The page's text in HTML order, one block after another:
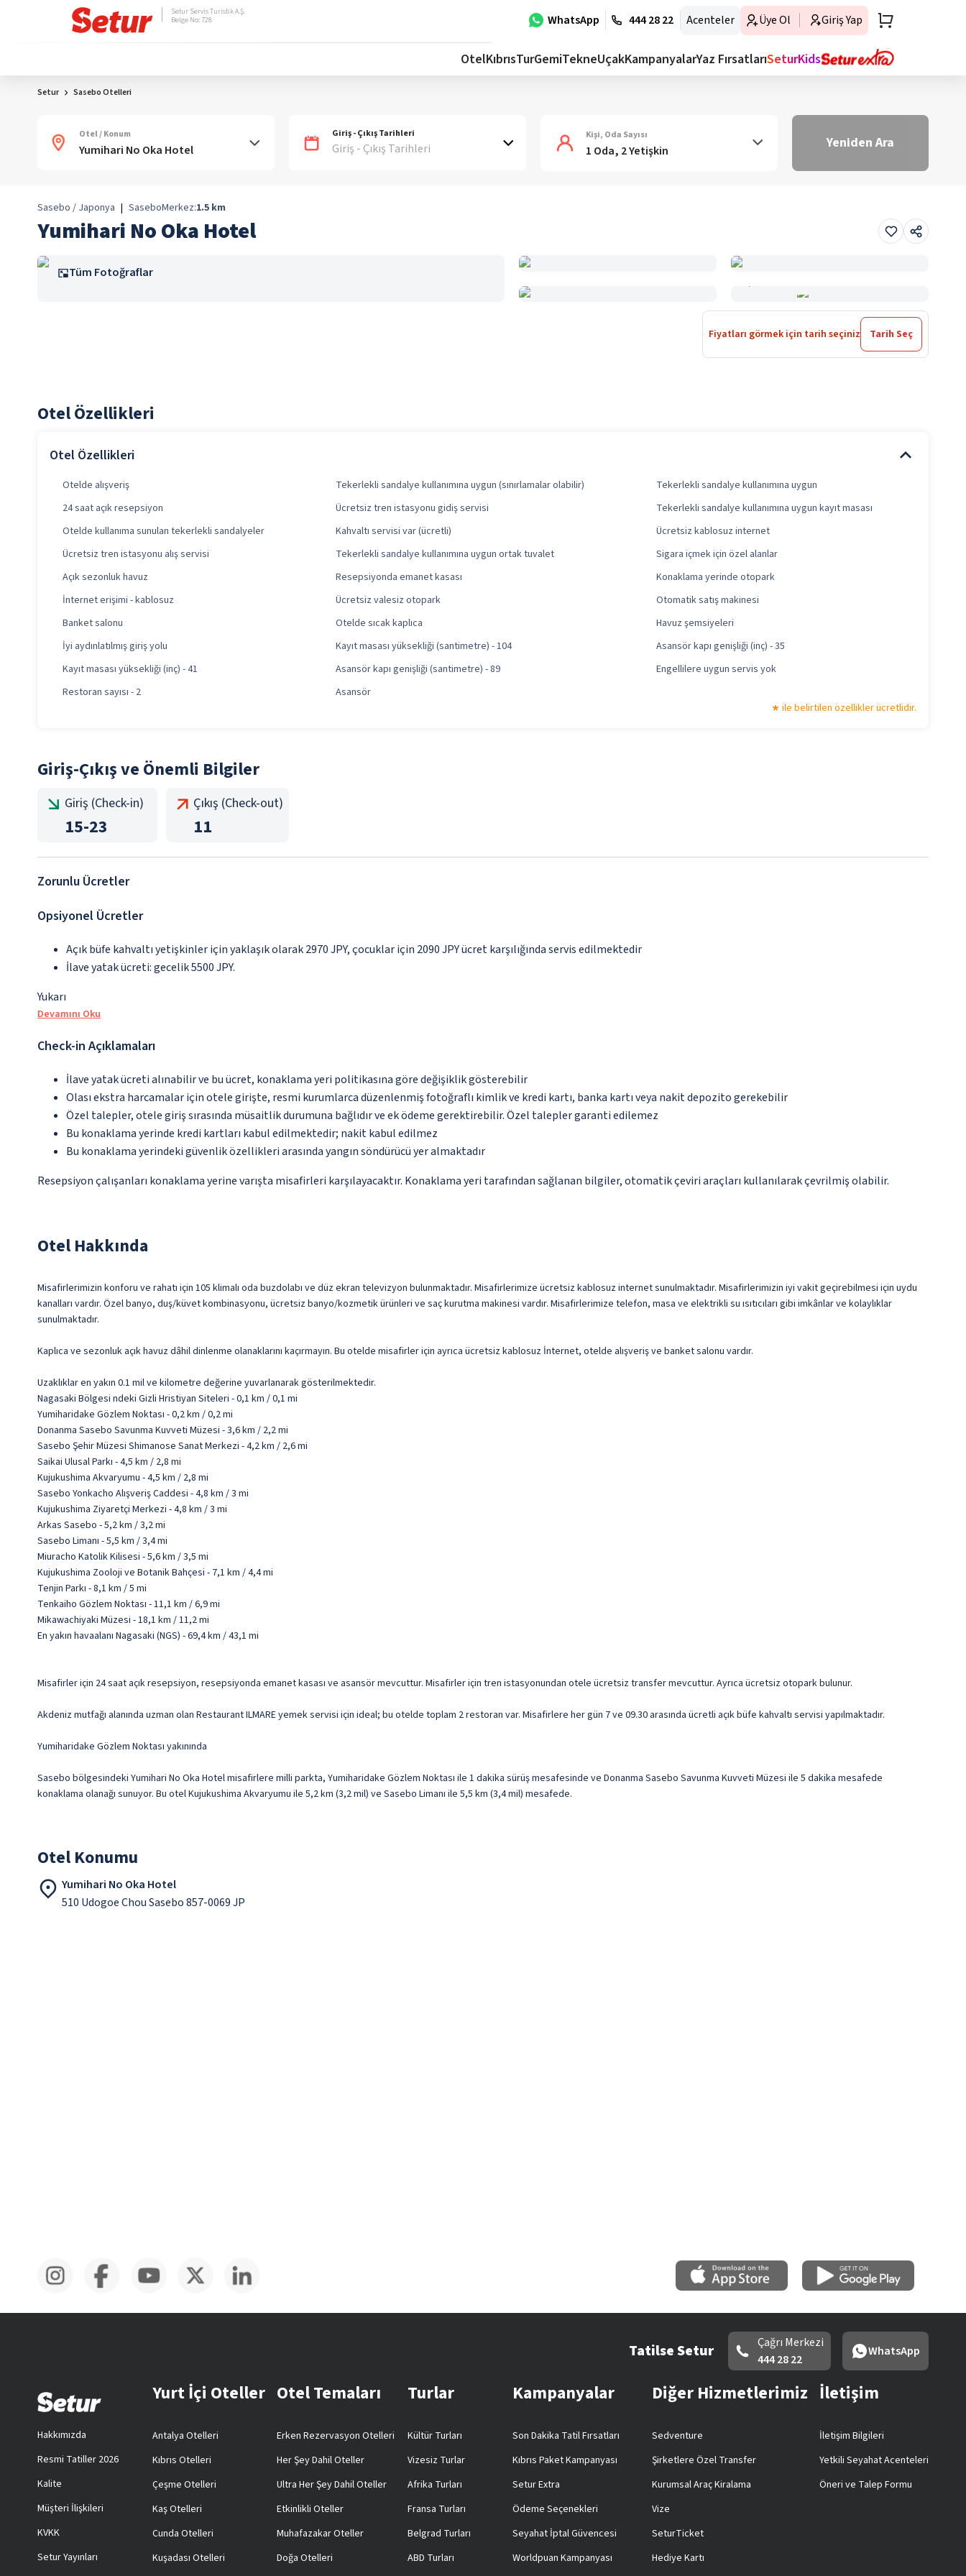
WhatsApp 444 28 22 Acenteler Üye Ol Giriş Yap
Setur Servis Turistik A.Ş.
Belge No: 728
OtelKıbrısTurGemiTekneUçakKampanyalarYaz FırsatlarıSeturKids
Setur Sasebo Otelleri
Otel / Konum Giriş - Çıkış Tarihleri
Giriş - Çıkış Tarihleri
Kişi, Oda Sayısı
1 Oda, 2 Yetişkin Yeniden Ara
Sasebo / Japonya | SaseboMerkez:1.5 km
Yumihari No Oka Hotel
Tüm Fotoğraflar
Fiyatları görmek için tarih seçiniz Tarih Seç
Otel Özellikleri
Otel Özellikleri
Otelde alışveriş Tekerlekli sandalye kullanımına uygun (sınırlamalar olabilir)
Tekerlekli sandalye kullanımına uygun
24 saat açık resepsiyon
Ücretsiz tren istasyonu gidiş servisi
Tekerlekli sandalye kullanımına uygun kayıt masası
Otelde kullanıma sunulan tekerlekli sandalyeler
Kahvaltı servisi var (ücretli)
Ücretsiz kablosuz internet
Ücretsiz tren istasyonu alış servisi
Tekerlekli sandalye kullanımına uygun ortak tuvalet
Sigara içmek için özel alanlar
Açık sezonluk havuz
Resepsiyonda emanet kasası
Konaklama yerinde otopark
İnternet erişimi - kablosuz
Ücretsiz valesiz otopark
Otomatik satış makinesi
Banket salonu
Otelde sıcak kaplıca
Havuz şemsiyeleri
İyi aydınlatılmış giriş yolu
Kayıt masası yüksekliği (santimetre) - 104
Asansör kapı genişliği (inç) - 35
Kayıt masası yüksekliği (inç) - 41
Asansör kapı genişliği (santimetre) - 89
Engellilere uygun servis yok
Restoran sayısı - 2
Asansör
ile belirtilen özellikler ücretlidir.
Giriş-Çıkış ve Önemli Bilgiler
Giriş (Check-in)
15-23
Çıkış (Check-out)
11
Zorunlu Ücretler
Opsiyonel Ücretler
Açık büfe kahvaltı yetişkinler için yaklaşık olarak 2970 JPY, çocuklar için 2090 JPY ücret karşılığında servis edilmektedir
İlave yatak ücreti: gecelik 5500 JPY.
Yukarı
Devamını Oku
Check-in Açıklamaları
İlave yatak ücreti alınabilir ve bu ücret, konaklama yeri politikasına göre değişiklik gösterebilir
Olası ekstra harcamalar için otele girişte, resmi kurumlarca düzenlenmiş fotoğraflı kimlik ve kredi kartı, banka kartı veya nakit depozito gerekebilir
Özel talepler, otele giriş sırasında müsaitlik durumuna bağlıdır ve ek ödeme gerektirebilir. Özel talepler garanti edilemez
Bu konaklama yerinde kredi kartları kabul edilmektedir; nakit kabul edilmez
Bu konaklama yerindeki güvenlik özellikleri arasında yangın söndürücü yer almaktadır
Resepsiyon çalışanları konaklama yerine varışta misafirleri karşılayacaktır. Konaklama yeri tarafından sağlanan bilgiler, otomatik çeviri araçları kullanılarak çevrilmiş olabilir.
Otel Hakkında
Misafirlerimizin konforu ve rahatı için 105 klimalı oda buzdolabı ve düz ekran televizyon bulunmaktadır. Misafirlerimize ücretsiz kablosuz internet sunulmaktadır. Misafirlerimizin iyi vakit geçirebilmesi için uydu
kanalları vardır. Özel banyo, duş/küvet kombinasyonu, ücretsiz banyo/kozmetik ürünleri ve saç kurutma makinesi vardır. Misafirlerimize telefon, masa ve elektrikli su ısıtıcıları gibi imkânlar ve kolaylıklar
sunulmaktadır.
Kaplıca ve sezonluk açık havuz dâhil dinlenme olanaklarını kaçırmayın. Bu otelde misafirler için ayrıca ücretsiz kablosuz İnternet, otelde alışveriş ve banket salonu vardır.
Uzaklıklar en yakın 0.1 mil ve kilometre değerine yuvarlanarak gösterilmektedir.
Nagasaki Bölgesi ndeki Gizli Hristiyan Siteleri - 0,1 km / 0,1 mi
Yumiharidake Gözlem Noktası - 0,2 km / 0,2 mi
Donanma Sasebo Savunma Kuvveti Müzesi - 3,6 km / 2,2 mi
Sasebo Şehir Müzesi Shimanose Sanat Merkezi - 4,2 km / 2,6 mi
Saikai Ulusal Parkı - 4,5 km / 2,8 mi
Kujukushima Akvaryumu - 4,5 km / 2,8 mi
Sasebo Yonkacho Alışveriş Caddesi - 4,8 km / 3 mi
Kujukushima Ziyaretçi Merkezi - 4,8 km / 3 mi
Arkas Sasebo - 5,2 km / 3,2 mi
Sasebo Limanı - 5,5 km / 3,4 mi
Miuracho Katolik Kilisesi - 5,6 km / 3,5 mi
Kujukushima Zooloji ve Botanik Bahçesi - 7,1 km / 4,4 mi
Tenjin Parkı - 8,1 km / 5 mi
Tenkaiho Gözlem Noktası - 11,1 km / 6,9 mi
Mikawachiyaki Müzesi - 18,1 km / 11,2 mi
En yakın havaalanı Nagasaki (NGS) - 69,4 km / 43,1 mi
Misafirler için 24 saat açık resepsiyon, resepsiyonda emanet kasası ve asansör mevcuttur. Misafirler için tren istasyonundan otele ücretsiz transfer mevcuttur. Ayrıca ücretsiz otopark bulunur.
Akdeniz mutfağı alanında uzman olan Restaurant ILMARE yemek servisi için ideal; bu otelde toplam 2 restoran var. Misafirlere her gün 7 ve 09.30 arasında ücretli açık büfe kahvaltı servisi yapılmaktadır.
Yumiharidake Gözlem Noktası yakınında
Sasebo bölgesindeki Yumihari No Oka Hotel misafirlere milli parkta, Yumiharidake Gözlem Noktası ile 1 dakika sürüş mesafesinde ve Donanma Sasebo Savunma Kuvveti Müzesi ile 5 dakika mesafede
konaklama olanağı sunuyor. Bu otel Kujukushima Akvaryumu ile 5,2 km (3,2 mil) ve Sasebo Limanı ile 5,5 km (3,4 mil) mesafede.
Otel Konumu
Yumihari No Oka Hotel
510 Udogoe Chou Sasebo 857-0069 JP
Tatilse Setur
Çağrı Merkezi
444 28 22
WhatsApp
Hakkımızda
Resmi Tatiller 2026
Kalite
Müşteri İlişkileri
KVKK
Setur Yayınları
Yurt İçi Oteller
Antalya Otelleri
Kıbrıs Otelleri
Çeşme Otelleri
Kaş Otelleri
Cunda Otelleri
Kuşadası Otelleri
Otel Temaları
Erken Rezervasyon Otelleri
Her Şey Dahil Oteller
Ultra Her Şey Dahil Oteller
Etkinlikli Oteller
Muhafazakar Oteller
Doğa Otelleri
Turlar
Kültür Turları
Vizesiz Turlar
Afrika Turları
Fransa Turları
Belgrad Turları
ABD Turları
Kampanyalar
Son Dakika Tatil Fırsatları
Kıbrıs Paket Kampanyası
Setur Extra
Ödeme Seçenekleri
Seyahat İptal Güvencesi
Worldpuan Kampanyası
Diğer Hizmetlerimiz
Sedventure
Şirketlere Özel Transfer
Kurumsal Araç Kiralama
Vize
SeturTicket
Hediye Kartı
İletişim
İletişim Bilgileri
Yetkili Seyahat Acenteleri
Öneri ve Talep Formu